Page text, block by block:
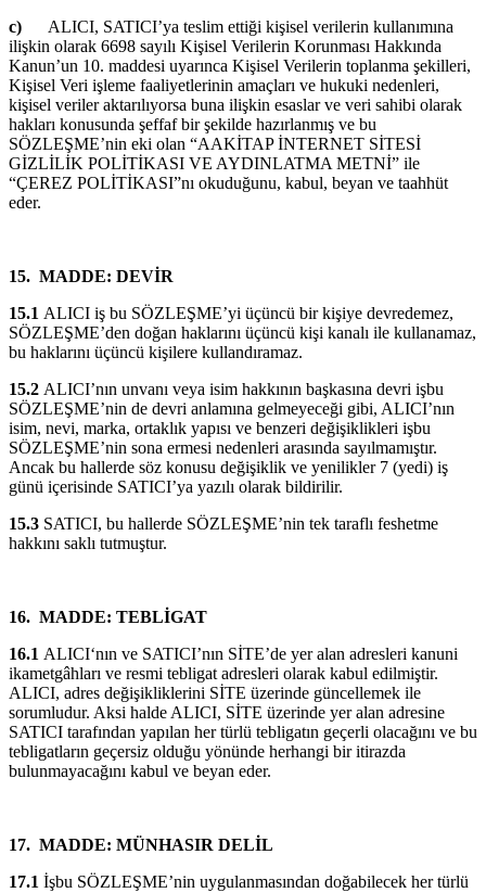
c)
ALICI, SATICI’ya teslim ettiği kişisel verilerin kullanımına
ilişkin olarak 6698 sayılı Kişisel Verilerin Korunması Hakkında
Kanun’un 10. maddesi uyarınca Kişisel Verilerin toplanma şekilleri,
Kişisel Veri işleme faaliyetlerinin amaçları ve hukuki nedenleri,
kişisel veriler aktarılıyorsa buna ilişkin esaslar ve veri sahibi olarak
hakları konusunda şeffaf bir şekilde hazırlanmış ve bu
SÖZLEŞME’nin eki olan “AAKİTAP İNTERNET SİTESİ
GİZLİLİK POLİTİKASI VE AYDINLATMA METNİ” ile
“ÇEREZ POLİTİKASI”nı okuduğunu, kabul, beyan ve taahhüt
eder.
15. MADDE: DEVİR
15.1 ALICI iş bu SÖZLEŞME’yi üçüncü bir kişiye devredemez,
SÖZLEŞME’den doğan haklarını üçüncü kişi kanalı ile kullanamaz,
bu haklarını üçüncü kişilere kullandıramaz.
15.2 ALICI’nın unvanı veya isim hakkının başkasına devri işbu
SÖZLEŞME’nin de devri anlamına gelmeyeceği gibi, ALICI’nın
isim, nevi, marka, ortaklık yapısı ve benzeri değişiklikleri işbu
SÖZLEŞME’nin sona ermesi nedenleri arasında sayılmamıştır.
Ancak bu hallerde söz konusu değişiklik ve yenilikler 7 (yedi) iş
günü içerisinde SATICI’ya yazılı olarak bildirilir.
15.3 SATICI, bu hallerde SÖZLEŞME’nin tek taraflı feshetme
hakkını saklı tutmuştur.
16. MADDE: TEBLİGAT
16.1 ALICI‘nın ve SATICI’nın SİTE’de yer alan adresleri kanuni
ikametgâhları ve resmi tebligat adresleri olarak kabul edilmiştir.
ALICI, adres değişikliklerini SİTE üzerinde güncellemek ile
sorumludur. Aksi halde ALICI, SİTE üzerinde yer alan adresine
SATICI tarafından yapılan her türlü tebligatın geçerli olacağını ve bu
tebligatların geçersiz olduğu yönünde herhangi bir itirazda
bulunmayacağını kabul ve beyan eder.
17. MADDE: MÜNHASIR DELİL
17.1 İşbu SÖZLEŞME’nin uygulanmasından doğabilecek her türlü